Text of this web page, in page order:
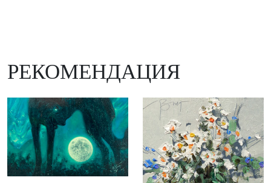
РЕКОМЕНДАЦИЯ